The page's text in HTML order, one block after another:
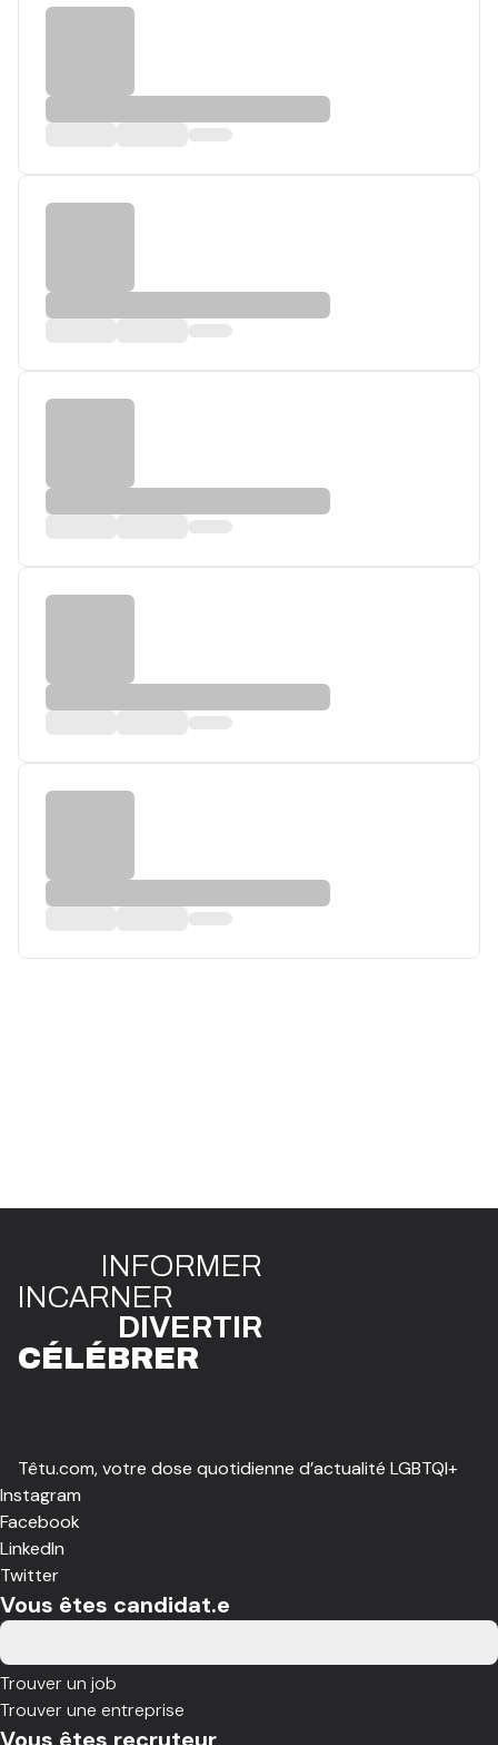
INFORMER
INCARNER
DIVERTIR
CÉLÉBRER
Têtu.com, votre dose quotidienne d’actualité LGBTQI+
Instagram
Facebook
LinkedIn
Twitter
Vous êtes candidat.e
Trouver un job
Trouver une entreprise